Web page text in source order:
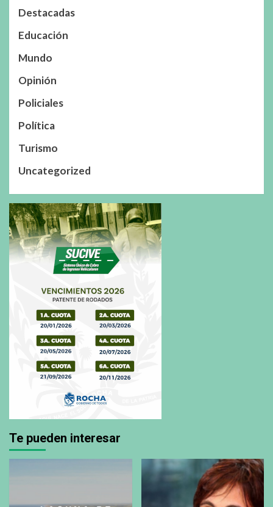
Destacadas
Educación
Mundo
Opinión
Policiales
Política
Turismo
Uncategorized
Te pueden interesar